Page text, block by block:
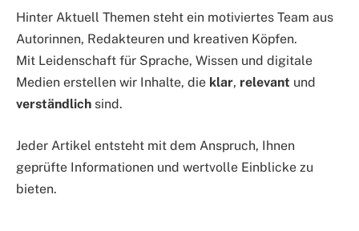
Hinter Aktuell Themen steht ein motiviertes Team aus
Autorinnen, Redakteuren und kreativen Köpfen.
Mit Leidenschaft für Sprache, Wissen und digitale
Medien erstellen wir Inhalte, die klar, relevant und
verständlich sind.
Jeder Artikel entsteht mit dem Anspruch, Ihnen
geprüfte Informationen und wertvolle Einblicke zu
bieten.